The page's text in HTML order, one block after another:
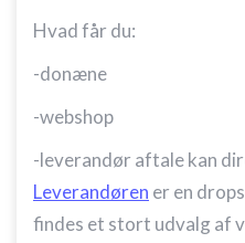
Hvad får du:
-donæne
-webshop
-leverandør aftale kan
Leverandøren er en
findes et stort udvalg af